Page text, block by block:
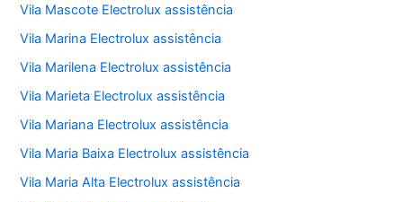
Vila Mascote Electrolux assistência
Vila Marina Electrolux assistência
Vila Marilena Electrolux assistência
Vila Marieta Electrolux assistência
Vila Mariana Electrolux assistência
Vila Maria Baixa Electrolux assistência
Vila Maria Alta Electrolux assistência